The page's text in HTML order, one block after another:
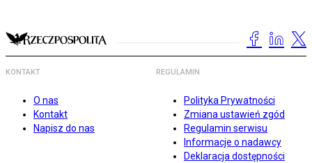
KONTAKT
O nas
Kontakt
Napisz do nas
REGULAMIN
Polityka Prywatności
Zmiana ustawień zgód
Regulamin serwisu
Informacje o nadawcy
Deklaracja dostępności